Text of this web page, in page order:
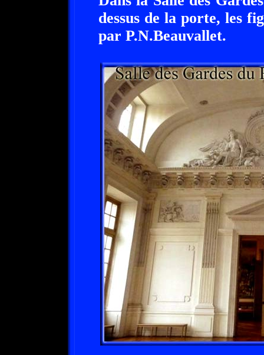
dessus de la porte, les
par P.N.Beauvallet.